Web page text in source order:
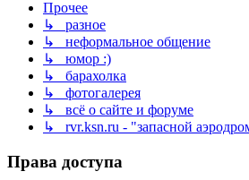
Прочее
↳ разное
↳ неформальное общение
↳ юмор :)
↳ барахолка
↳ фотогалерея
↳ всё о сайте и форуме
↳ rvr.ksn.ru - "запасной
Права доступа